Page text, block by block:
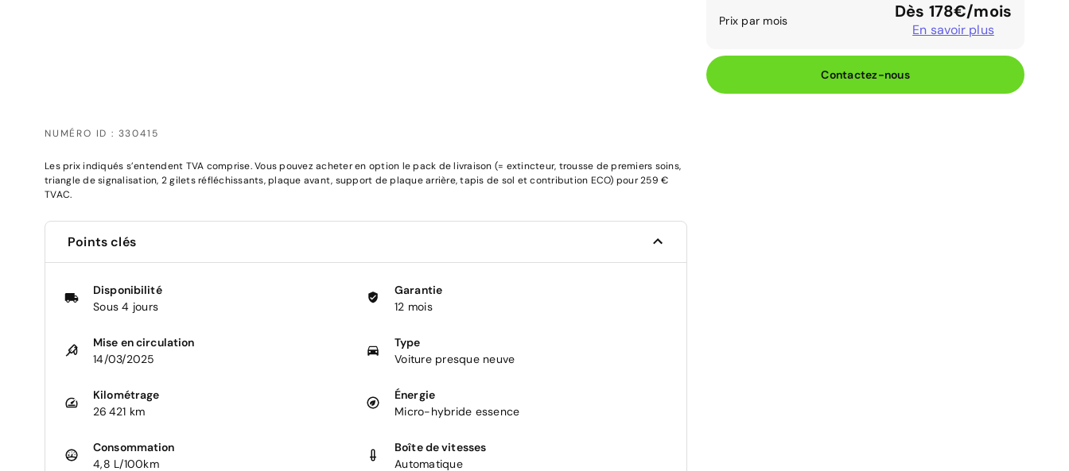
NUMÉRO ID : 330415
Prix par mois Dès 178€/mois
En savoir plus
Contactez-nous
Les prix indiqués s’entendent TVA comprise. Vous pouvez acheter en option le pack de livraison (= extincteur, trousse de premiers soins,
triangle de signalisation, 2 gilets réfléchissants, plaque avant, support de plaque arrière, tapis de sol et contribution ECO) pour 259 €
TVAC.
Points clés
Disponibilité
Sous 4 jours
Garantie
12 mois
Mise en circulation
14/03/2025
Type
Voiture presque neuve
Kilométrage
26 421 km
Énergie
Micro-hybride essence
Consommation
4,8 L/100km
Boîte de vitesses
Automatique